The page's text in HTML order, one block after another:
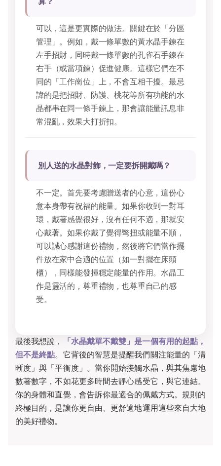
可以，這是更實際的做法。關鍵在於「分區
管理」。例如，戴一條單數的黃水晶手鍊在
左手招財，同時戴一條單數的孔雀石手鍊在
右手（或當項鍊）促進健康。這樣它們在不
同的「工作崗位」上，不會互相干擾。最忌
諱的是把招財、防護、桃花等所有功能的水
晶都串在同一條手鍊上，那會讓能量訊息非
常混亂，效果大打折扣。
別人送的水晶對飾，一定要拆開戴嗎？
不一定。首先要考慮贈送者的心意，這份心
意本身帶有祝福的能量。如果你收到一對耳
環，戴著感覺很好，沒有任何不適，那就安
心戴著。如果你戴了覺得彆扭或能量不順，
可以誠心感謝這份禮物，然後將它們當作擺
件放在家中合適的位置（如一對擺在床頭
櫃），同樣能發揮穩定能量的作用。水晶工
作是靈活的，尊重禮物，也尊重自己的感
受。
最後我想說，
「水晶戴單不戴雙」是一個有用的起點，
但不是終點。它背後的智慧是提醒我們關注能量的「清
晰度」與「平衡度」。當你開始接觸水晶，與其焦慮地
數著數字，不如花更多時間去靜心感受它，與它連結。
你的身體和直覺，會告訴你最適合的佩戴方式。規則的
終極目的，是讓你更自由、更舒適地運用這些來自大地
的美好禮物。